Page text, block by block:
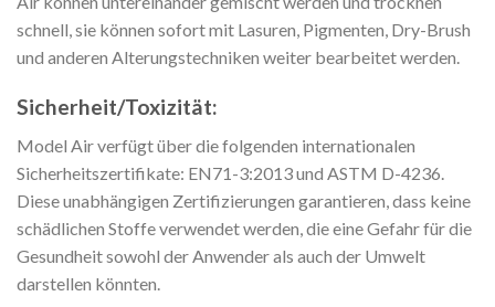
schnell, sie können sofort mit Lasuren, Pigmenten, Dry-Brush
und anderen Alterungstechniken weiter bearbeitet werden.
Sicherheit/Toxizität:
Model Air verfügt über die folgenden internationalen
Sicherheitszertifikate: EN71-3:2013 und ASTM D-4236.
Diese unabhängigen Zertifizierungen garantieren, dass keine
schädlichen Stoffe verwendet werden, die eine Gefahr für die
Gesundheit sowohl der Anwender als auch der Umwelt
darstellen könnten.